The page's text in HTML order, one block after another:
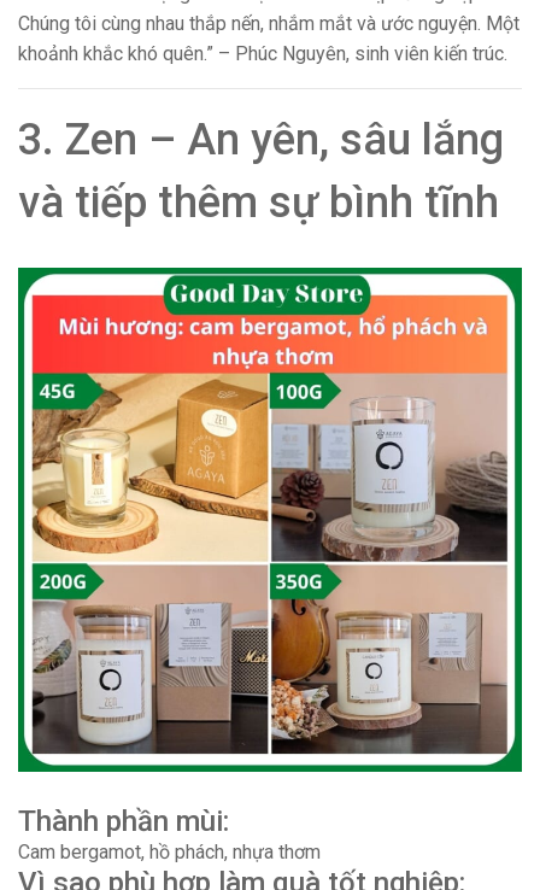
Chúng tôi cùng nhau thắp nến, nhắm mắt và ước nguyện. Một
khoảnh khắc khó quên.” – Phúc Nguyên, sinh viên kiến trúc.
3. Zen – An yên, sâu lắng
và tiếp thêm sự bình tĩnh
Thành phần mùi:
Cam bergamot, hồ phách, nhựa thơm
Vì sao phù hợp làm quà tốt nghiệp: